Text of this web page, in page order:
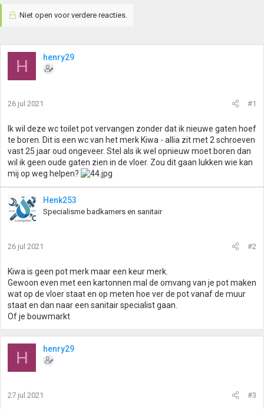
Niet open voor verdere reacties.
H henry29
26 jul 2021 #1
Ik wil deze wc toilet pot vervangen zonder dat ik nieuwe gaten hoef
te boren. Dit is een wc van het merk Kiwa - allia zit met 2 schroeven
vast 25 jaar oud ongeveer. Stel als ik wel opnieuw moet boren dan
wil ik geen oude gaten zien in de vloer. Zou dit gaan lukken wie kan
mij op weg helpen?
Henk253
Specialisme badkamers en sanitair
26 jul 2021 #2
Kiwa is geen pot merk maar een keur merk.
Gewoon even met een kartonnen mal de omvang van je pot maken
wat op de vloer staat en op meten hoe ver de pot vanaf de muur
staat en dan naar een sanitair specialist gaan.
Of je bouwmarkt
H henry29
27 jul 2021 #3